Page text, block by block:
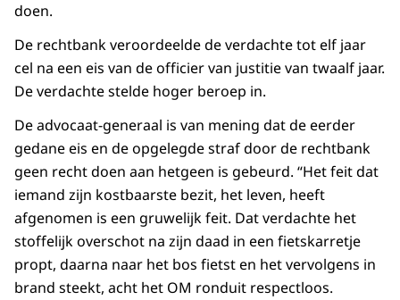
doen.
De rechtbank veroordeelde de verdachte tot elf jaar
cel na een eis van de officier van justitie van twaalf jaar.
De verdachte stelde hoger beroep in.
De advocaat-generaal is van mening dat de eerder
gedane eis en de opgelegde straf door de rechtbank
geen recht doen aan hetgeen is gebeurd. “Het feit dat
iemand zijn kostbaarste bezit, het leven, heeft
afgenomen is een gruwelijk feit. Dat verdachte het
stoffelijk overschot na zijn daad in een fietskarretje
propt, daarna naar het bos fietst en het vervolgens in
brand steekt, acht het OM ronduit respectloos.